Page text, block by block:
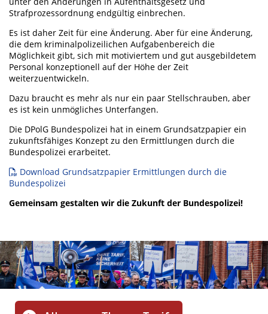
Strafprozessordnung endgültig einbrechen.
Es ist daher Zeit für eine Änderung. Aber für eine Änderung,
die dem kriminalpolizeilichen Aufgabenbereich die
Möglichkeit gibt, sich mit motiviertem und gut ausgebildetem
Personal konzeptionell auf der Höhe der Zeit
weiterzuentwickeln.
Dazu braucht es mehr als nur ein paar Stellschrauben, aber
es ist kein unmögliches Unterfangen.
Die DPolG Bundespolizei hat in einem Grundsatzpapier ein
zukunftsfähiges Konzept zu den Ermittlungen durch die
Bundespolizei erarbeitet.
Download Grundsatzpapier Ermittlungen durch die
Bundespolizei
Gemeinsam gestalten wir die Zukunft der Bundespolizei!